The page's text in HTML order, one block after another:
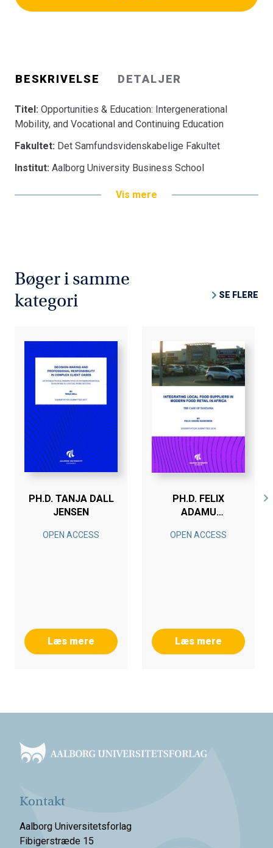
BESKRIVELSE DETALJER
Titel: Opportunities & Education: Intergenerational
Mobility, and Vocational and Continuing Education
Fakultet: Det Samfundsvidenskabelige Fakultet
Institut: Aalborg University Business School
Vis mere
Bøger i samme
kategori
SE FLERE
PH.D. TANJA DALL
JENSEN
OPEN ACCESS
Læs mere
PH.D. FELIX
ADAMU
OPEN ACCESS
Læs mere
Kontakt
Aalborg Universitetsforlag
Fibigerstræde 15